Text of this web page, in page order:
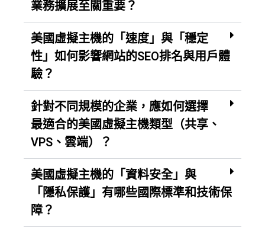
業務擴展至關重要？
美國虛擬主機的「速度」與「穩定
性」如何影響網站的SEO排名與用戶體
驗？
針對不同規模的企業，應如何選擇
最適合的美國虛擬主機類型（共享、
VPS、雲端）？
美國虛擬主機的「資料安全」與
「隱私保護」有哪些國際標準和技術保
障？